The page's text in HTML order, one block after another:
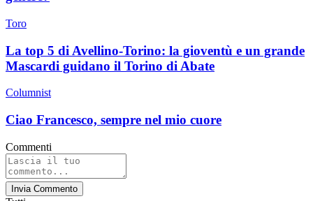
Toro
La top 5 di Avellino-Torino: la gioventù e un grande
Mascardi guidano il Torino di Abate
Columnist
Ciao Francesco, sempre nel mio cuore
Commenti
Invia Commento